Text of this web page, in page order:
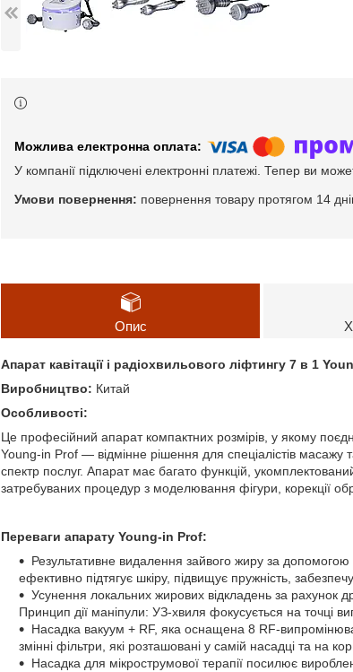
У компанії підключені електронні платежі. Тепер ви
повернення товару протягом 14
Опис
Апарат кавітації і радіохвильового ліфтингу 7 в 1
Виробництво: Китай
Особливості:
Це професійний апарат компактних розмірів, у якому
Young-in Prof — відмінне рішення для спеціалістів масажу
спектр послуг. Апарат має багато функцій,
затребуваних процедур з моделювання фігури, корекції
Переваги апарату Young-in Prof:
Результативне видалення зайвого жиру за
ефективно підтягує шкіру, підвищує пружність,
Усунення локальних жирових відкладень за рахунок
Принцип дії маніпули: УЗ-хвиля фокусується на точці
Насадка вакуум + RF, яка оснащена 8 RF-
змінні фільтри, які розташовані у самій насадці та на
Насадка для мікрострумової терапії посилює